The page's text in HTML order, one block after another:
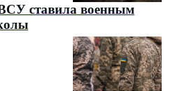
ставила военным